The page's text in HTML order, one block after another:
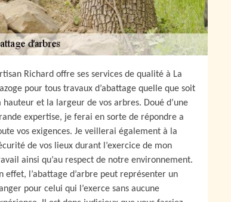
Richard offre ses services de qualité à La
pour tous travaux d’abattage quelle que soit
hauteur et la largeur de vos arbres. Doué d’une
expertise, je ferai en sorte de répondre a
vos exigences. Je veillerai également à la
de vos lieux durant l’exercice de mon
ainsi qu’au respect de notre environnement.
effet, l’abattage d’arbre peut représenter un
pour celui qui l’exerce sans aucune